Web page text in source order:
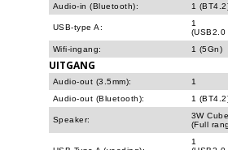
Audio-in (Bluetooth):
1
USB-type A:
1
(USB2.0
Wifi-ingang:
1 (5Gn)
UITGANG
Audio-out (3.5mm):
1
Audio-out (Bluetooth):
1
Speaker:
3W
(Full
1